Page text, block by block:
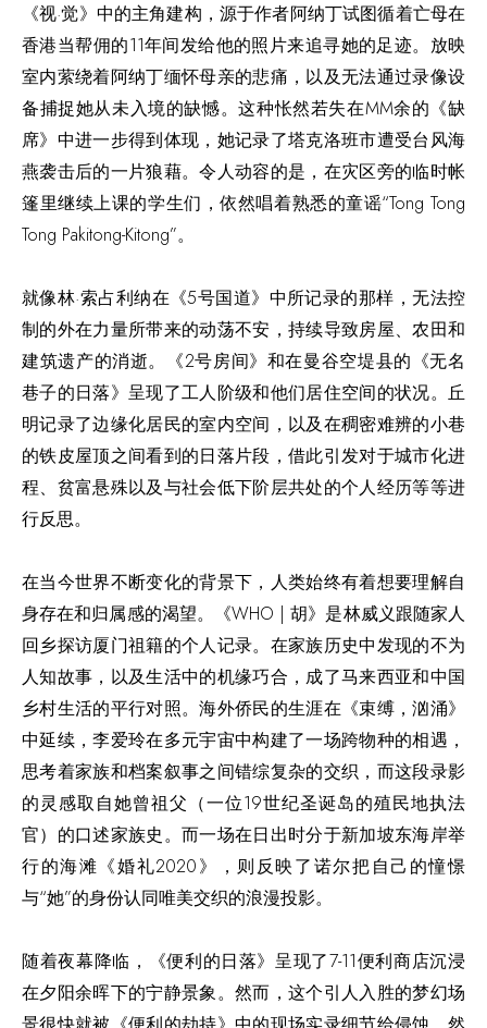
《视·觉》中的主角建构，源于作者阿纳丁试图循着亡母在
香港当帮佣的11年间发给他的照片来追寻她的足迹。放映
室内萦绕着阿纳丁缅怀母亲的悲痛，以及无法通过录像设
备捕捉她从未入境的缺憾。这种怅然若失在MM余的《缺
席》中进一步得到体现，她记录了塔克洛班市遭受台风海
燕袭击后的一片狼藉。令人动容的是，在灾区旁的临时帐
篷里继续上课的学生们，依然唱着熟悉的童谣“Tong Tong
Tong Pakitong-Kitong”。
就像林·索占利纳在《5号国道》中所记录的那样，无法控
制的外在力量所带来的动荡不安，持续导致房屋、农田和
建筑遗产的消逝。《2号房间》和在曼谷空堤县的《无名
巷子的日落》呈现了工人阶级和他们居住空间的状况。丘
明记录了边缘化居民的室内空间，以及在稠密难辨的小巷
的铁皮屋顶之间看到的日落片段，借此引发对于城市化进
程、贫富悬殊以及与社会低下阶层共处的个人经历等等进
行反思。
在当今世界不断变化的背景下，人类始终有着想要理解自
身存在和归属感的渴望。《WHO |胡》是林威义跟随家人
回乡探访厦门祖籍的个人记录。在家族历史中发现的不为
人知故事，以及生活中的机缘巧合，成了马来西亚和中国
乡村生活的平行对照。海外侨民的生涯在《束缚，汹涌》
中延续，李爱玲在多元宇宙中构建了一场跨物种的相遇，
思考着家族和档案叙事之间错综复杂的交织，而这段录影
的灵感取自她曾祖父（一位19世纪圣诞岛的殖民地执法
官）的口述家族史。而一场在日出时分于新加坡东海岸举
行的海滩《婚礼2020》，则反映了诺尔把自己的憧憬
与“她”的身份认同唯美交织的浪漫投影。
随着夜幕降临，《便利的日落》呈现了7-11便利商店沉浸
在夕阳余晖下的宁静景象。然而，这个引人入胜的梦幻场